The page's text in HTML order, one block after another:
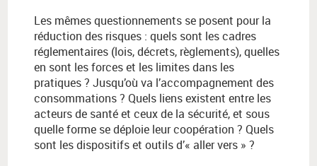
Les mêmes questionnements se posent pour la
réduction des risques : quels sont les cadres
réglementaires (lois, décrets, règlements), quelles
en sont les forces et les limites dans les
pratiques ? Jusqu’où va l’accompagnement des
consommations ? Quels liens existent entre les
acteurs de santé et ceux de la sécurité, et sous
quelle forme se déploie leur coopération ? Quels
sont les dispositifs et outils d’« aller vers » ?